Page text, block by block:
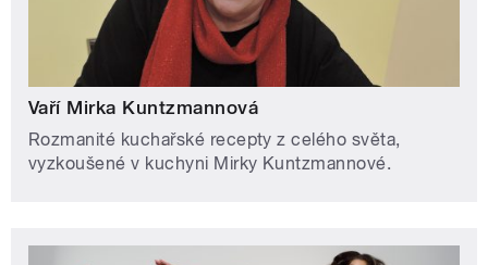
Vaří Mirka Kuntzmannová
Rozmanité kuchařské recepty z celého světa,
vyzkoušené v kuchyni Mirky Kuntzmannové.